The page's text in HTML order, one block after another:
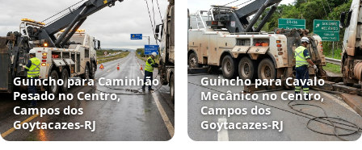
Guincho para Caminhão
Pesado no Centro,
Campos dos
Goytacazes‑RJ
Guincho para Cavalo
Mecânico no Centro,
Campos dos
Goytacazes‑RJ